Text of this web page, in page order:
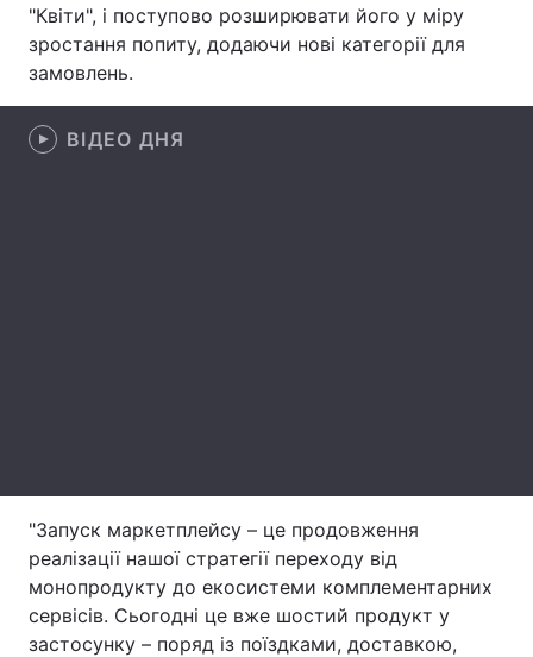
Цікавинки Погода
Лонгріди
"Квіти", і поступово розширювати його у міру
зростання попиту, додаючи нові категорії для
замовлень.
ВІДЕО ДНЯ
"Запуск маркетплейсу – це продовження
реалізації нашої стратегії переходу від
монопродукту до екосистеми комплементарних
сервісів. Сьогодні це вже шостий продукт у
застосунку – поряд із поїздками, доставкою,